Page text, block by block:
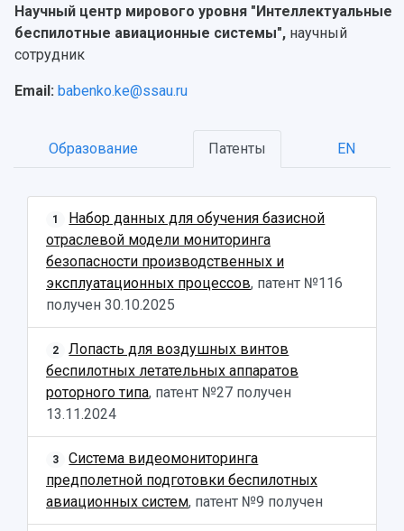
Об университете
История
Ключевые факты
Рейтинги
Руководство
Наблюдательный совет
Попечительский совет
Ученый совет
Ректорат
Кадровый резерв
Персоналии
Сотрудники и преподаватели
Заслуженные деятели
Новости
Главные новости
Бортжурнал
Объявления
События
Пресс-центр
Газета "Полет"
Газета "Самарский университет"
Мы в соцсетях
Мультимедиа
Подкасты
Образование
Почему я выбираю Самарский университет?
Абитуриенту
Бакалавриат и специалитет
Магистратура
Аспирантура
Формы обучения
Учебные планы
Дополнительное образование
Институты и факультеты
Профессорско-преподавательский состав
Расписание занятий
Научно-исследовательская деятельность
Основные научные направления
Научные школы и ведущие научные коллективы
Диссертационные советы
Подготовка научных кадров
Конкурс на замещение должностей научных
работников
Научно-технический совет
Научные проекты и темы
Аспирантура и докторантура
Справочные материалы
Научная инфраструктура
Научный центр мирового уровня "Интеллектуальные
беспилотные авиационные системы", научный
сотрудник
Email: babenko.ke@ssau.ru
Образование Патенты EN
1
Набор данных для обучения базисной
отраслевой модели мониторинга
безопасности производственных и
эксплуатационных процессов, патент №116
получен 30.10.2025
2
Лопасть для воздушных винтов
беспилотных летательных аппаратов
роторного типа, патент №27 получен
13.11.2024
3
Система видеомониторинга
предполетной подготовки беспилотных
авиационных систем, патент №9 получен